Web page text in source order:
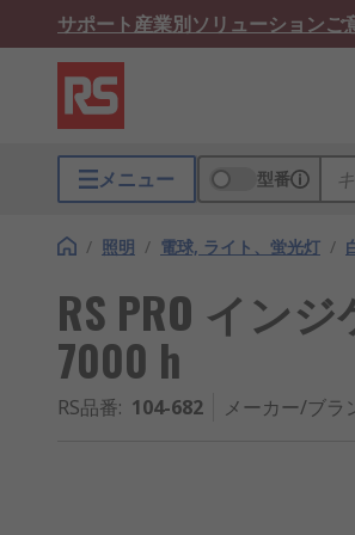
サポート産業別ソリューションご
メニュー 型番
/ 照明 / 電球, ライト、蛍光灯 /
RS PRO イン
7000 h
RS品番: 104-682 メーカー/ブラ